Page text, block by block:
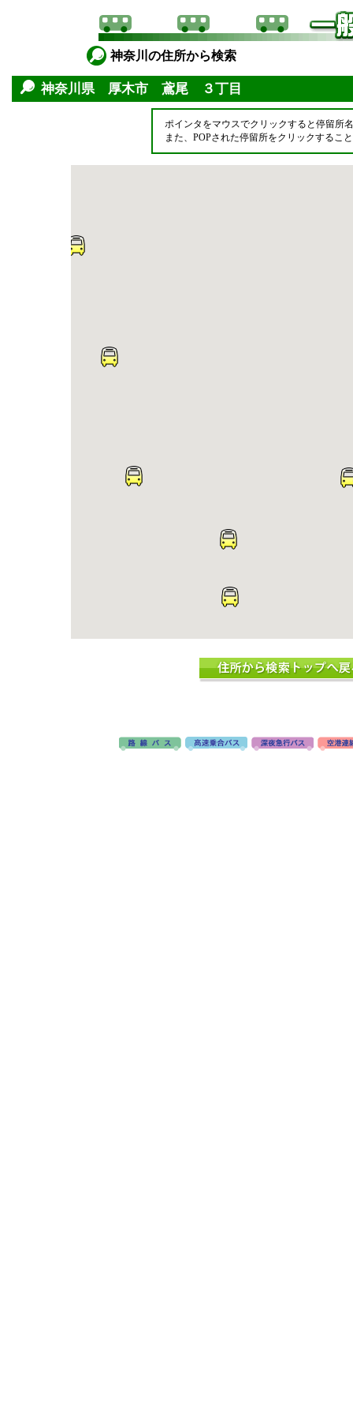
神奈川の住所から検索
神奈川県 厚木市 鳶尾 ３丁目
ポインタをマウスでクリックすると停留所
また、POPされた停留所をクリックするこ